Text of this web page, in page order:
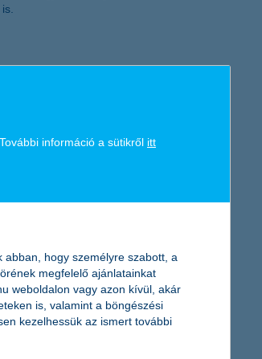
információ a sütikről itt
abban, hogy személyre szabott, a
megfelelő ajánlatainkat
weboldalon vagy azon kívül, akár
is, valamint a böngészési
kezelhessük az ismert további